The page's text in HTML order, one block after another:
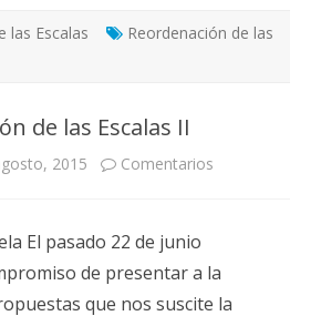
las Escalas
Reordenación de las
de las Escalas II
2015 Comentarios
El pasado 22 de junio
de presentar a la
que nos suscite la